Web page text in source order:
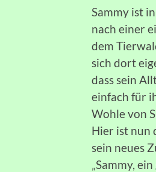
Sammy ist
nach einer
dem
sich dort
dass sein
einfach für
Wohle von
Hier ist nun
sein neues
„Sammy,